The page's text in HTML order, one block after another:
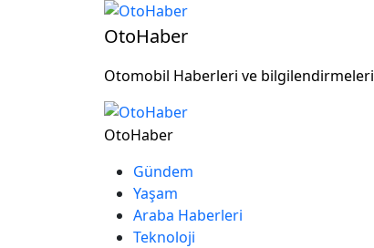
OtoHaber
Otomobil Haberleri ve bilgilendirmeleri
OtoHaber
Gündem
Yaşam
Araba Haberleri
Teknoloji